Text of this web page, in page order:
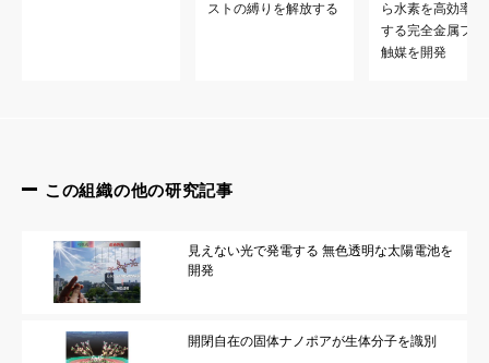
ストの縛りを解放する
ら水素を高効率で
する完全金属フリ
触媒を開発
この組織の他の研究記事
見えない光で発電する 無色透明な太陽電池を
開発
開閉自在の固体ナノポアが生体分子を識別